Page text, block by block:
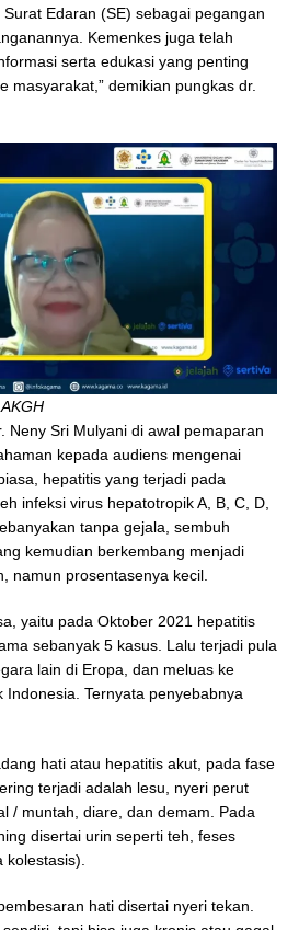
Edaran (SE) sebagai pegangan
Kemenkes juga telah
serta edukasi yang penting
masyarakat,” demikian pungkas dr.
Neny Sri Mulyani di awal pemaparan
kepada audiens mengenai
hepatitis yang terjadi pada
infeksi virus hepatotropik A, B, C, D,
tanpa gejala, sembuh
kemudian berkembang menjadi
namun prosentasenya kecil.
yaitu pada Oktober 2021 hepatitis
sebanyak 5 kasus. Lalu terjadi pula
lain di Eropa, dan meluas ke
Indonesia. Ternyata penyebabnya
hati atau hepatitis akut, pada fase
terjadi adalah lesu, nyeri perut
/ muntah, diare, dan demam. Pada
disertai urin seperti teh, feses
kolestasis).
hati disertai nyeri tekan.